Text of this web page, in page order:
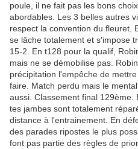
poule, il ne fait pas les bons
abordables. Les 3 belles autres
respect la convention du fleuret.
se lâche totalement et s'impose
15-2. En t128 pour la qualif,
mais ne se démobilise pas.
précipitation l'empêche de
faire. Match perdu mais le
aussi. Classement final
tes jambes sont totalement
distance à l'entrainement. En
des parades ripostes le plus
font pas partie des règles de